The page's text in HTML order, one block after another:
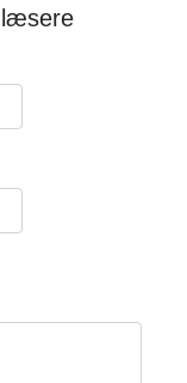
læsere